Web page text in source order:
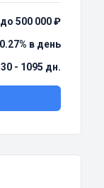
500 000 ₽
в день
30 - 1095 дн.